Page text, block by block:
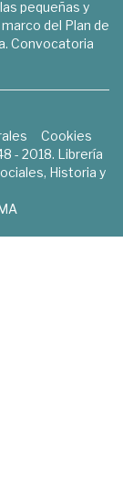
pequeñas y
del Plan de
Convocatoria
Cookies
- 2018. Librería
Historia y